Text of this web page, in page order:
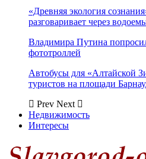
«Древняя экология
разговаривает через
Владимира Путина
фототроллей
Автобусы для «Алтайской
туристов на площади
Prev Next
Недвижимость
Интересы